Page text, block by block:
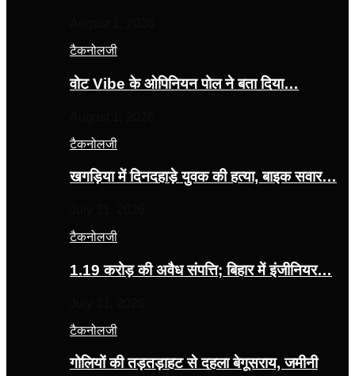
टैकनोलजी
वोट Vibe के ओपिनियन पोल ने बता दिया…
टैकनोलजी
खगड़िया में दिनदहाड़े युवक की हत्या, बाइक सवार…
टैकनोलजी
1.19 करोड़ की अवैध संपत्ति; बिहार में इंजीनियर…
टैकनोलजी
गोलियों की तड़तड़ाहट से दहला बेगूसराय, जमीनी